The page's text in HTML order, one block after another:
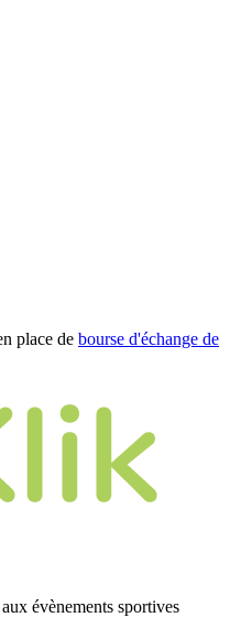
place de bourse d'échange de
évènements sportives